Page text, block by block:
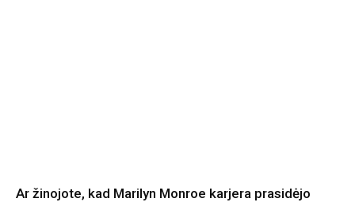
Ar žinojote, kad Marilyn Monroe karjera prasidėjo